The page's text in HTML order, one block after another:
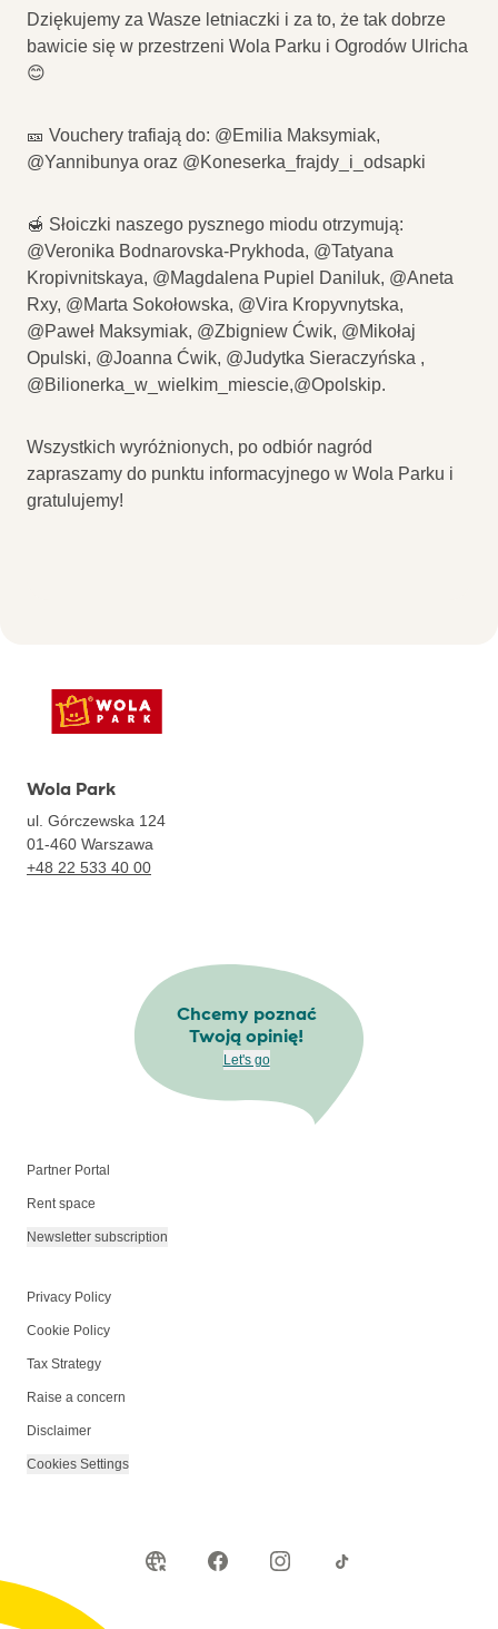
Dziękujemy za Wasze letniaczki i za to, że tak dobrze
bawicie się w przestrzeni Wola Parku i Ogrodów Ulricha
😊
🎫 Vouchery trafiają do: @Emilia Maksymiak,
@Yannibunya oraz @Koneserka_frajdy_i_odsapki
🍯 Słoiczki naszego pysznego miodu otrzymują:
@Veronika Bodnarovska-Prykhoda, @Tatyana
Kropivnitskaya, @Magdalena Pupiel Daniluk, @Aneta
Rxy, @Marta Sokołowska, @Vira Kropyvnytska,
@Paweł Maksymiak, @Zbigniew Ćwik, @Mikołaj
Opulski, @Joanna Ćwik, @Judytka Sieraczyńska ,
@Bilionerka_w_wielkim_miescie,@Opolskip.
Wszystkich wyróżnionych, po odbiór nagród
zapraszamy do punktu informacyjnego w Wola Parku i
gratulujemy!
Wola Park
ul. Górczewska 124
01-460 Warszawa
+48 22 533 40 00
Chcemy poznać
Twoją opinię!
Let's go
Partner Portal
Rent space
Newsletter subscription
Privacy Policy
Cookie Policy
Tax Strategy
Raise a concern
Disclaimer
Cookies Settings